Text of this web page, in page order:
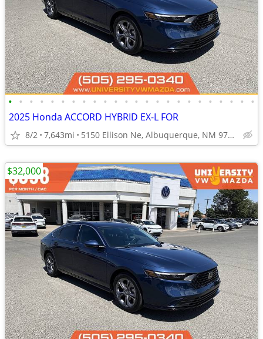
• • • • • • • • • • • • • • • • • • • • • • • •
2025 Honda ACCORD HYBRID EX-L FOR
8/2 7,643mi 5150 Ellison Ne, Albuquerque, NM 97109
$32,000